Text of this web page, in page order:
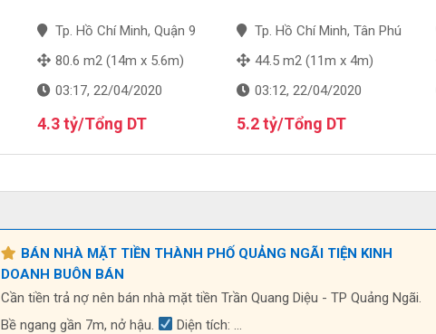
4.3 tỷ/Tổng DT
Tp. Hồ Chí Minh, Quận 9
80.6 m2 (14m x 5.6m)
03:17, 22/04/2020
5.2 tỷ/Tổng DT
Tp. Hồ Chí Minh, Tân Phú
44.5 m2 (11m x 4m)
03:12, 22/04/2020
BÁN NHÀ MẶT TIỀN THÀNH PHỐ QUẢNG NGÃI TIỆN KINH
DOANH BUÔN BÁN
Cần tiền trả nợ nên bán nhà mặt tiền Trần Quang Diệu - TP Quảng Ngãi.
Bề ngang gần 7m, nở hậu.
Diện tích: ...